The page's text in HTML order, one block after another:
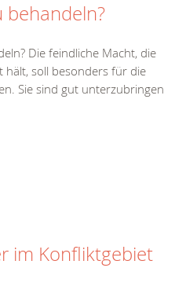
behandeln?
Die feindliche Macht, die
hält, soll besonders für die
Sie sind gut unterzubringen
im Konfliktgebiet